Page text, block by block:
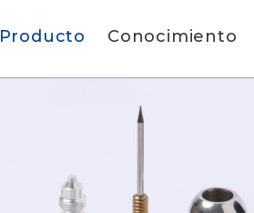
Producto Conocimiento